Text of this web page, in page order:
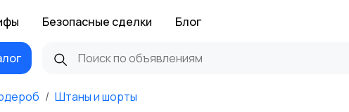
Безопасные сделки Блог
Штаны и шорты